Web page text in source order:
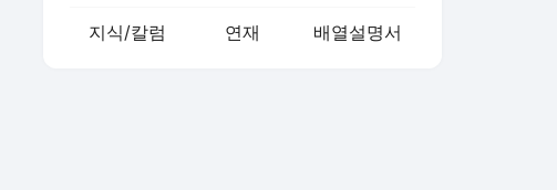
지식/칼럼 연재 배열설명서